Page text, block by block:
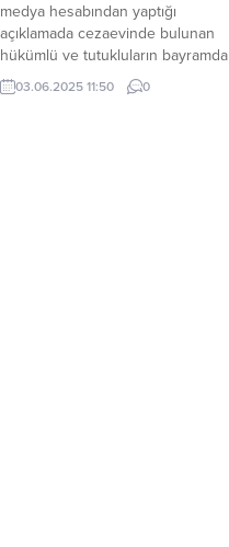
medya hesabından yaptığı
açıklamada cezaevinde bulunan
hükümlü ve tutukluların bayramda
açık görüş yapma hakkı tanındığını
açıkladı. Tunç, Kurban Bayram’ında
03.06.2025 11:50 0